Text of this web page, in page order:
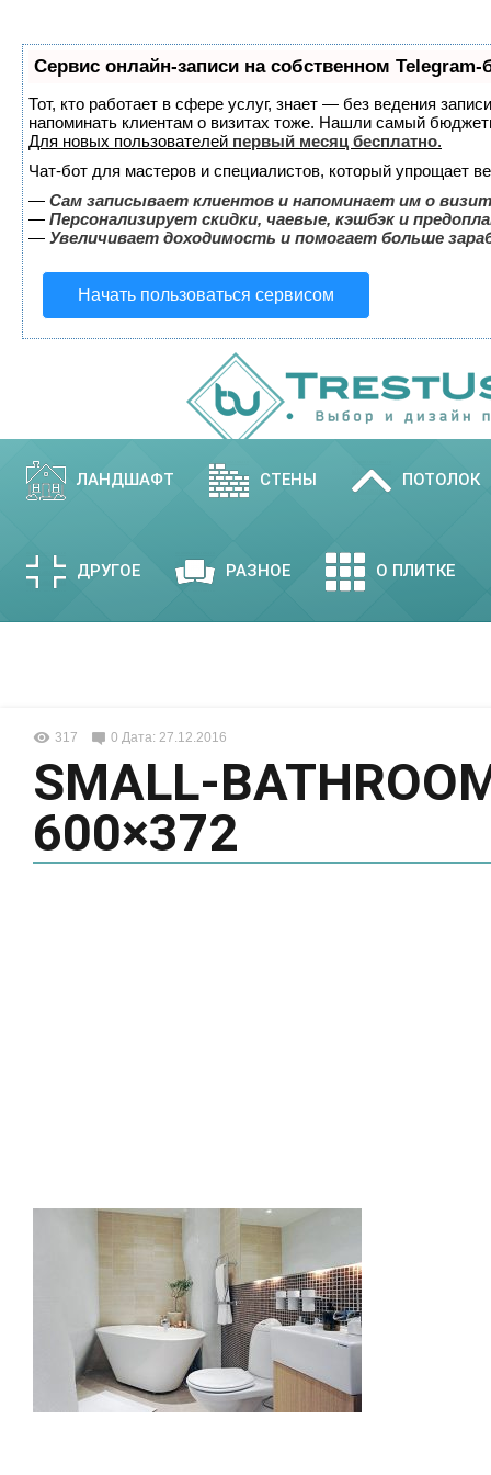
Сервис онлайн-записи на собственном Telegram-
Тот, кто работает в сфере услуг, знает — без ведения
напоминать клиентам о визитах тоже. Нашли самый
Для новых пользователей первый месяц бесплатно.
Чат-бот для мастеров и специалистов, который упрощает
— Сам записывает клиентов и напоминает им о
— Персонализирует скидки, чаевые, кэшбэк и
— Увеличивает доходимость и помогает больше
Начать пользоваться сервисом
ЛАНДШАФТ СТЕНЫ ПОТОЛОК
ДРУГОЕ РАЗНОЕ О ПЛИТКЕ
317 0 Дата: 27.12.2016
SMALL-
600×372